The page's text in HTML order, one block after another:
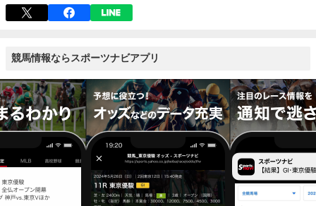
競馬情報ならスポーツナビアプリ